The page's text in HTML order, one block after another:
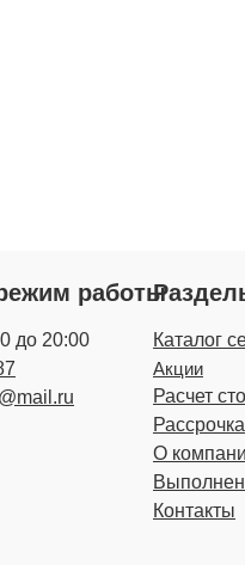
работы
до 20:00
Каталог
Акции
Расчет
Рассрочка
О
Контакты